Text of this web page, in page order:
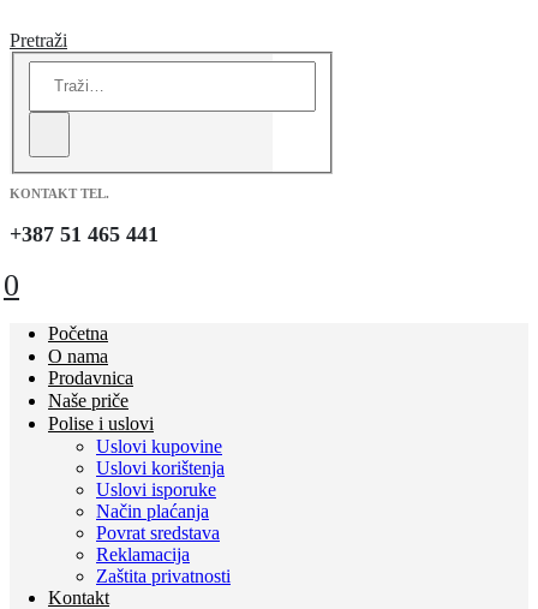
Pretraži
KONTAKT TEL.
+387 51 465 441
0
Početna
O nama
Prodavnica
Naše priče
Polise i uslovi
Uslovi kupovine
Uslovi korištenja
Uslovi isporuke
Način plaćanja
Povrat sredstava
Reklamacija
Zaštita privatnosti
Kontakt